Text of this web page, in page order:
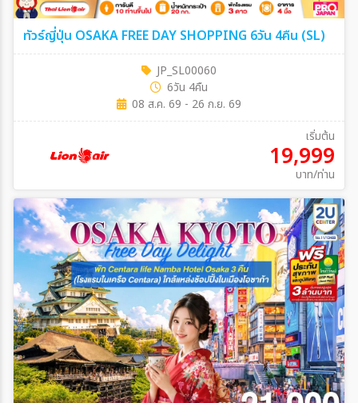
ทัวร์ญี่ปุ่น OSAKA FREE DAY SHOPPING 6วัน 4คืน (SL)
JP_SL00060
6วัน 4คืน
08 ส.ค. 69 - 26 ก.ย. 69
เริ่มต้น
19,999
บาท/ท่าน